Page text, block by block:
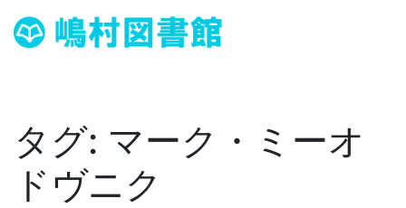
タグ: マーク・ミーオ
ドヴニク